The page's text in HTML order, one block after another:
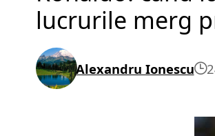
lucrurile merg
Alexandru Ionescu